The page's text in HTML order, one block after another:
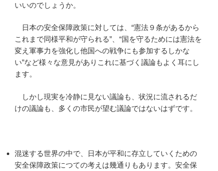
いいのでしょうか。
日本の安全保障政策に対しては、“憲法９条があるから
これまで同様平和が守られる”、“国を守るためには憲法を
変え軍事力を強化し他国への戦争にも参加するしかな
い”など様々な意見がありこれに基づく議論もよく耳にし
ます。
しかし現実を冷静に見ない議論も、状況に流されるだ
けの議論も、多くの市民が望む議論ではないはずです。
混迷する世界の中で、日本が平和に存立していくための
安全保障政策につての考えは幾通りもあります。安全保